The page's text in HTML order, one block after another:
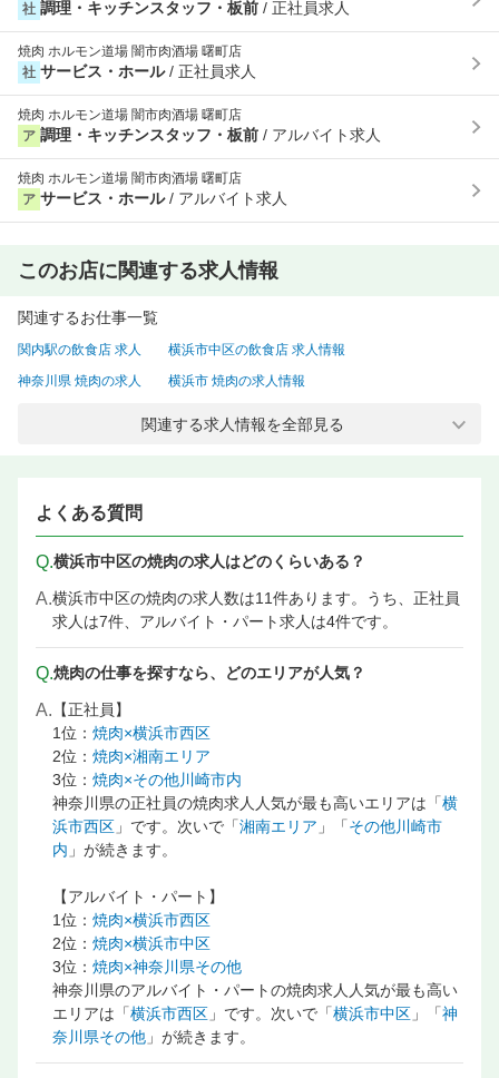
社 調理・キッチンスタッフ・板前 / 正社員求人
焼肉 ホルモン道場 闇市肉酒場 曙町店
社 サービス・ホール/ 正社員求人
焼肉 ホルモン道場 闇市肉酒場 曙町店
ア 調理・キッチンスタッフ・板前 / アルバイト求人
焼肉 ホルモン道場 闇市肉酒場 曙町店
ア サービス・ホール/ アルバイト求人
このお店に関連する求人情報
関連するお仕事一覧
関内駅の飲食店 求人
横浜市中区の飲食店 求人情報
神奈川県 焼肉の求人
横浜市 焼肉の求人情報
横浜市 焼肉 正社員の求人
横浜市 焼肉 バイトの求人
横浜市中区 焼肉 バイトの求人情報
関内駅 焼肉の求人
関内駅 居酒屋・ダイニングバーの求人情報
関内駅 店長候補・マネージャーの飲食店 求人
関内駅 料理長候補（シェフ・板長など）の飲食店 求人情報
関内駅 調理・キッチンスタッフ・板前の飲食店 求人
関連する求人情報を全部見る
よくある質問
Q.横浜市中区の焼肉の求人はどのくらいある？
A.横浜市中区の焼肉の求人数は11件あります。うち、正社員
求人は7件、アルバイト・パート求人は4件です。
Q.焼肉の仕事を探すなら、どのエリアが人気？
A. 【正社員】
1位： 焼肉×横浜市西区
2位： 焼肉×湘南エリア
3位： 焼肉×その他川崎市内
神奈川県の正社員の焼肉求人人気が最も高いエリアは「横
浜市西区 」です。次いで「湘南エリア 」「その他川崎市
内 」が続きます。
【アルバイト・パート】
1位： 焼肉×横浜市西区
2位： 焼肉×横浜市中区
3位： 焼肉×神奈川県その他
神奈川県のアルバイト・パートの焼肉求人人気が最も高い
エリアは「横浜市西区 」です。次いで「横浜市中区 」「神
奈川県その他 」が続きます。